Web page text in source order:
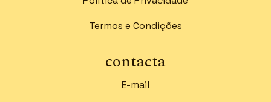
Termos e Condições
contacta
E-mail